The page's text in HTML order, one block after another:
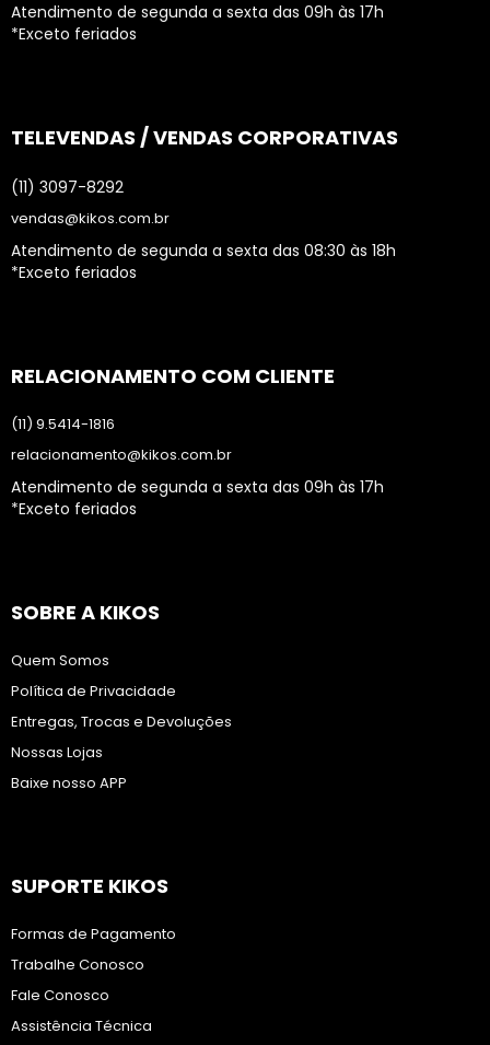
Atendimento de segunda a sexta das 09h às 17h
*Exceto feriados
TELEVENDAS / VENDAS CORPORATIVAS
(11) 3097-8292
vendas@kikos.com.br
Atendimento de segunda a sexta das 08:30 às 18h
*Exceto feriados
RELACIONAMENTO COM CLIENTE
(11) 9.5414-1816
relacionamento@kikos.com.br
Atendimento de segunda a sexta das 09h às 17h
*Exceto feriados
SOBRE A KIKOS
Quem Somos
Política de Privacidade
Entregas, Trocas e Devoluções
Nossas Lojas
Baixe nosso APP
SUPORTE KIKOS
Formas de Pagamento
Trabalhe Conosco
Fale Conosco
Assistência Técnica